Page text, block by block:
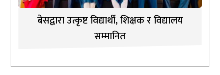
बेसद्वारा उत्कृष्ट विद्यार्थी, शिक्षक र विद्यालय
सम्मानित